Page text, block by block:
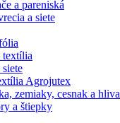
a pareniská
a siete
textília
Agrojutex
zemiaky, cesnak a hliva
a štiepky